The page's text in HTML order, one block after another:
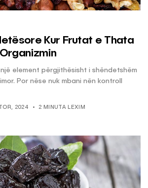
Kur Frutat e Thata
element përgjithësisht i shëndetshëm
Por nëse nuk mbani nën kontroll
2024 2 MINUTA LEXIM